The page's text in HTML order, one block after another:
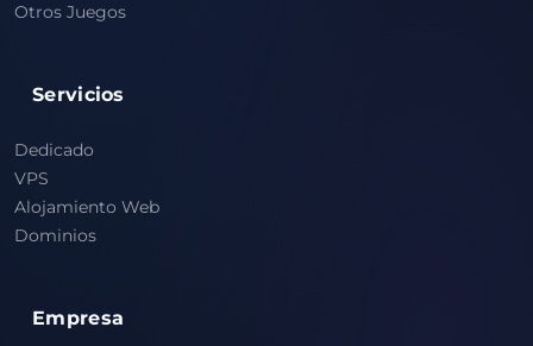
Otros Juegos
Servicios
Dedicado
VPS
Alojamiento Web
Dominios
Empresa